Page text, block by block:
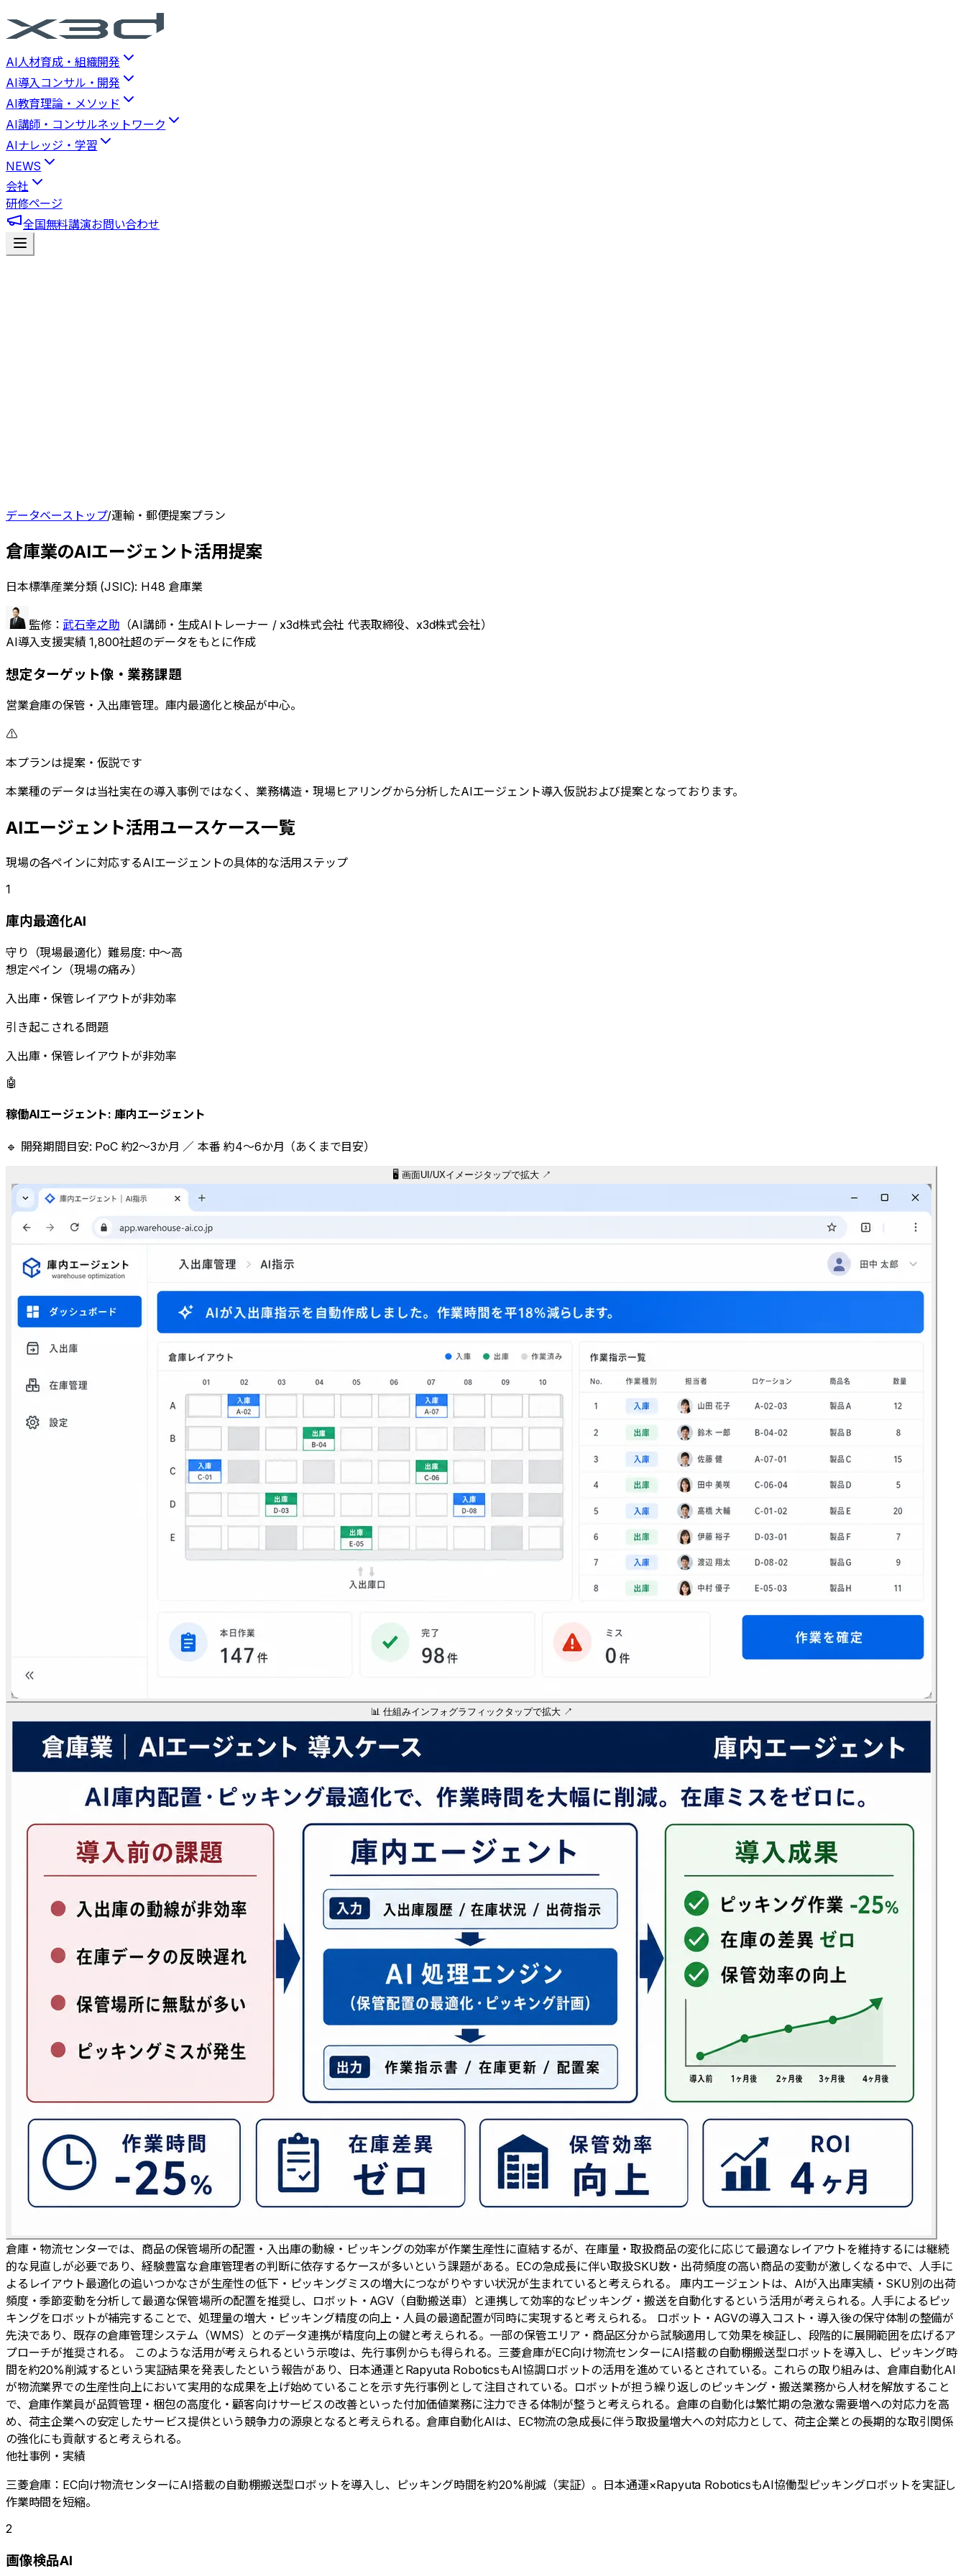
AI人材育成・組織開発
AI導入コンサル・開発
AI教育理論・メソッド
AI講師・コンサルネットワーク
AIナレッジ・学習
NEWS
会社
研修ページ
全国無料講演お問い合わせ
データベーストップ/運輸・郵便提案プラン
倉庫業のAIエージェント活用提案
日本標準産業分類 (JSIC): H48 倉庫業
監修： 武石幸之助 （AI講師・生成AIトレーナー / x3d株式会社 代表取締役、x3d株式会社）
AI導入支援実績 1,800社超のデータをもとに作成
想定ターゲット像・業務課題
営業倉庫の保管・入出庫管理。庫内最適化と検品が中心。
⚠️
本プランは提案・仮説です
本業種のデータは当社実在の導入事例ではなく、業務構造・現場ヒアリングから分析したAIエージェント導入仮説および提案となっております。
AIエージェント活用ユースケース一覧
現場の各ペインに対応するAIエージェントの具体的な活用ステップ
1
庫内最適化AI
守り （現場最適化）難易度: 中〜高
想定ペイン（現場の痛み）
入出庫・保管レイアウトが非効率
引き起こされる問題
入出庫・保管レイアウトが非効率
🤖
稼働AIエージェント: 庫内エージェント
🔹 開発期間目安: PoC 約2〜3か月 ／ 本番 約4〜6か月（あくまで目安）
🖥️ 画面UI/UXイメージタップで拡大 ↗
📊 仕組みインフォグラフィック タップで拡大 ↗
倉庫・物流センターでは、商品の保管場所の配置・入出庫の動線・ピッキングの効率が作業生産性に直結するが、在庫量・取扱商品の変化に応じて最適なレイアウトを維持するには継続
的な見直しが必要であり、経験豊富な倉庫管理者の判断に依存するケースが多いという課題がある。ECの急成長に伴い取扱SKU数・出荷頻度の高い商品の変動が激しくなる中で、人手に
よるレイアウト最適化の追いつかなさが生産性の低下・ピッキングミスの増大につながりやすい状況が生まれていると考えられる。 庫内エージェントは、AIが入出庫実績・SKU別の出荷
頻度・季節変動を分析して最適な保管場所の配置を推奨し、ロボット・AGV（自動搬送車）と連携して効率的なピッキング・搬送を自動化するという活用が考えられる。人手によるピッ
キングをロボットが補完することで、処理量の増大・ピッキング精度の向上・人員の最適配置が同時に実現すると考えられる。 ロボット・AGVの導入コスト・導入後の保守体制の整備が
先決であり、既存の倉庫管理システム（WMS）とのデータ連携が精度向上の鍵と考えられる。一部の保管エリア・商品区分から試験適用して効果を検証し、段階的に展開範囲を広げるア
プローチが推奨される。 このような活用が考えられるという示唆は、先行事例からも得られる。三菱倉庫がEC向け物流センターにAI搭載の自動棚搬送型ロボットを導入し、ピッキング時
間を約20%削減するという実証結果を発表したという報告があり、日本通運とRapyuta RoboticsもAI協調ロボットの活用を進めているとされている。これらの取り組みは、倉庫自動化AI
が物流業界での生産性向上において実用的な成果を上げ始めていることを示す先行事例として注目されている。ロボットが担う繰り返しのピッキング・搬送業務から人材を解放すること
で、倉庫作業員が品質管理・梱包の高度化・顧客向けサービスの改善といった付加価値業務に注力できる体制が整うと考えられる。倉庫の自動化は繁忙期の急激な需要増への対応力を高
め、荷主企業への安定したサービス提供という競争力の源泉となると考えられる。倉庫自動化AIは、EC物流の急成長に伴う取扱量増大への対応力として、荷主企業との長期的な取引関係
の強化にも貢献すると考えられる。
他社事例・実績
三菱倉庫：EC向け物流センターにAI搭載の自動棚搬送型ロボットを導入し、ピッキング時間を約20%削減（実証）。日本通運×Rapyuta RoboticsもAI協働型ピッキングロボットを実証し
作業時間を短縮。
2
画像検品AI